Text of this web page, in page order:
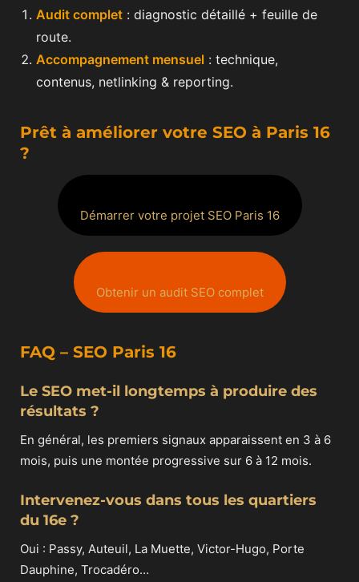
Audit complet : diagnostic détaillé + feuille de
route.
Accompagnement mensuel : technique,
contenus, netlinking & reporting.
Prêt à améliorer votre SEO à Paris 16
?
Démarrer votre projet SEO Paris 16
Obtenir un audit SEO complet
FAQ – SEO Paris 16
Le SEO met-il longtemps à produire des
résultats ?
En général, les premiers signaux apparaissent en 3 à 6
mois, puis une montée progressive sur 6 à 12 mois.
Intervenez-vous dans tous les quartiers
du 16e ?
Oui : Passy, Auteuil, La Muette, Victor-Hugo, Porte
Dauphine, Trocadéro…